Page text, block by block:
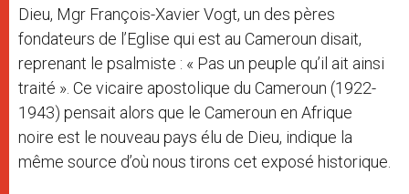
Dieu, Mgr François-Xavier Vogt, un des pères
fondateurs de l’Eglise qui est au Cameroun disait,
reprenant le psalmiste : « Pas un peuple qu’il ait ainsi
traité ». Ce vicaire apostolique du Cameroun (1922-
1943) pensait alors que le Cameroun en Afrique
noire est le nouveau pays élu de Dieu, indique la
même source d’où nous tirons cet exposé historique.